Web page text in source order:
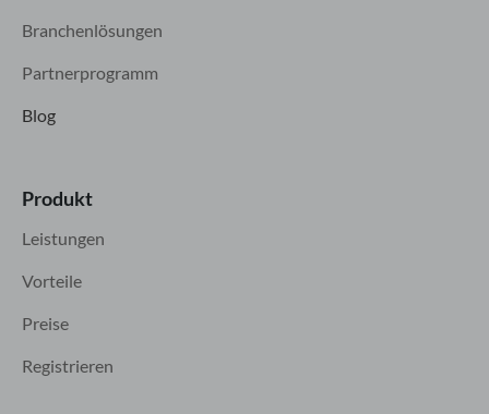
Branchenlösungen
Partnerprogramm
Blog
Produkt
Leistungen
Vorteile
Preise
Registrieren